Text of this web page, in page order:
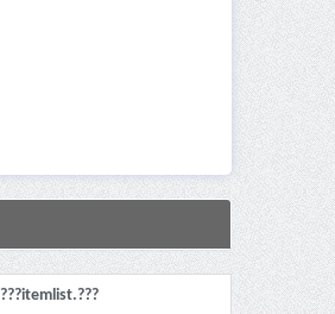
???itemlist.???